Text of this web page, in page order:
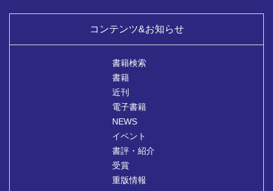
コンテンツ&お知らせ
書籍検索
書籍
近刊
電子書籍
NEWS
イベント
書評・紹介
受賞
重版情報